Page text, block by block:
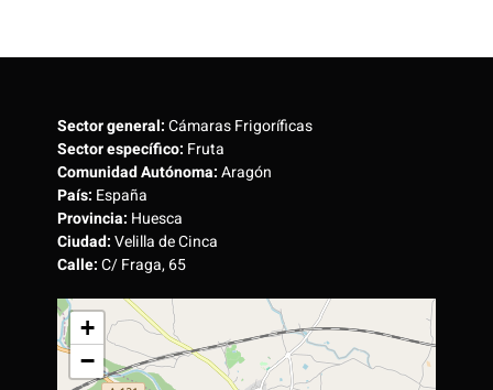
Sector general:Cámaras Frigoríficas
Sector específico: Fruta
Comunidad Autónoma:Aragón
País: España
Provincia: Huesca
Ciudad:Velilla de Cinca
Calle:C/ Fraga, 65
+
−